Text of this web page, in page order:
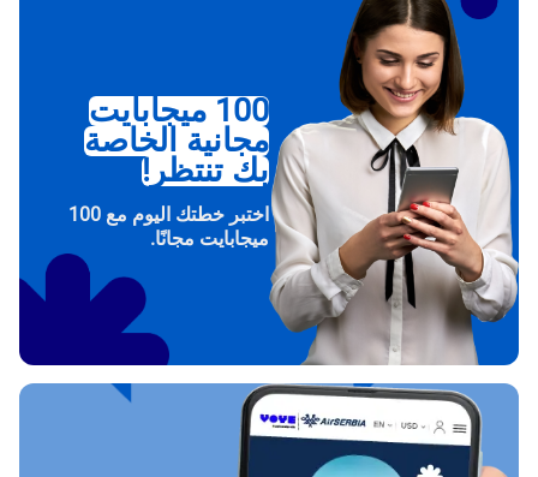
100 ميجابايت
مجانية الخاصة
بك تنتظر!
اختبر خطتك اليوم مع 100
ميجابايت مجانًا.